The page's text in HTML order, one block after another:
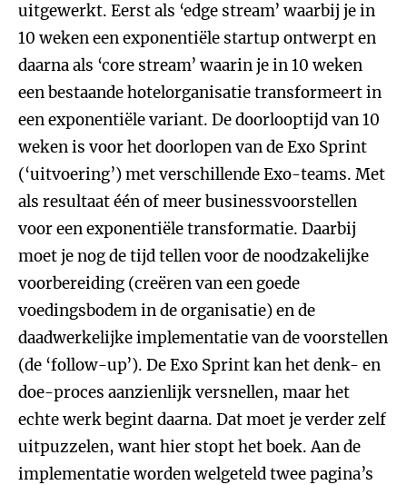
uitgewerkt. Eerst als ‘edge stream’ waarbij je in
10 weken een exponentiële startup ontwerpt en
daarna als ‘core stream’ waarin je in 10 weken
een bestaande hotelorganisatie transformeert in
een exponentiële variant. De doorlooptijd van 10
weken is voor het doorlopen van de Exo Sprint
(‘uitvoering’) met verschillende Exo-teams. Met
als resultaat één of meer businessvoorstellen
voor een exponentiële transformatie. Daarbij
moet je nog de tijd tellen voor de noodzakelijke
voorbereiding (creëren van een goede
voedingsbodem in de organisatie) en de
daadwerkelijke implementatie van de voorstellen
(de ‘follow-up’). De Exo Sprint kan het denk- en
doe-proces aanzienlijk versnellen, maar het
echte werk begint daarna. Dat moet je verder zelf
uitpuzzelen, want hier stopt het boek. Aan de
implementatie worden welgeteld twee pagina’s